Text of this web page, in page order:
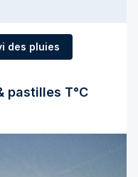
des pluies
pastilles T°C